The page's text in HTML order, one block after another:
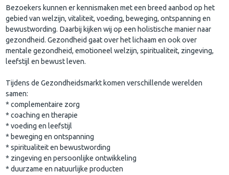
Bezoekers kunnen er kennismaken met een breed aanbod op het
gebied van welzijn, vitaliteit, voeding, beweging, ontspanning en
bewustwording. Daarbij kijken wij op een holistische manier naar
gezondheid. Gezondheid gaat over het lichaam en ook over
mentale gezondheid, emotioneel welzijn, spiritualiteit, zingeving,
leefstijl en bewust leven.
Tijdens de Gezondheidsmarkt komen verschillende werelden
samen:
* complementaire zorg
* coaching en therapie
* voeding en leefstijl
* beweging en ontspanning
* spiritualiteit en bewustwording
* zingeving en persoonlijke ontwikkeling
* duurzame en natuurlijke producten